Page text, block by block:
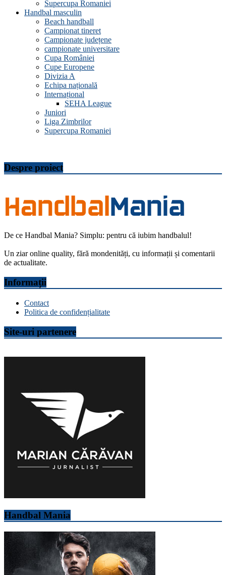
Supercupa Romaniei
Handbal masculin
Beach handball
Campionat tineret
Campionate județene
campionate universitare
Cupa României
Cupe Europene
Divizia A
Echipa națională
Internațional
SEHA League
Juniori
Liga Zimbrilor
Supercupa Romaniei
Despre proiect
De ce Handbal Mania? Simplu: pentru că iubim handbalul!
Un ziar online quality, fără mondenități, cu informații și comentarii
de actualitate.
Informații
Contact
Politica de confidențialitate
Site-uri partenere
Handbal Mania